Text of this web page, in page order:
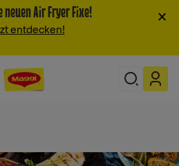
Air Fryer Fixe!
entdecken!
×